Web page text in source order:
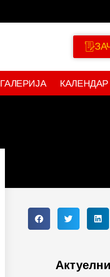
ГАЛЕРИЈА КАЛЕНДАР